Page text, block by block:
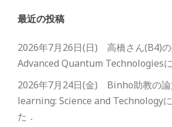
最近の投稿
2026年7月26日(日) 高橋さん(B4)
Advanced Quantum Technologies
2026年7月24日(金) Binho助教の
learning: Science and Technology
た．